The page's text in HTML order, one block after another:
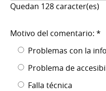
Quedan 128 caracter(es)
Motivo del comentario: *
Problemas con la
Problema de
Falla técnica